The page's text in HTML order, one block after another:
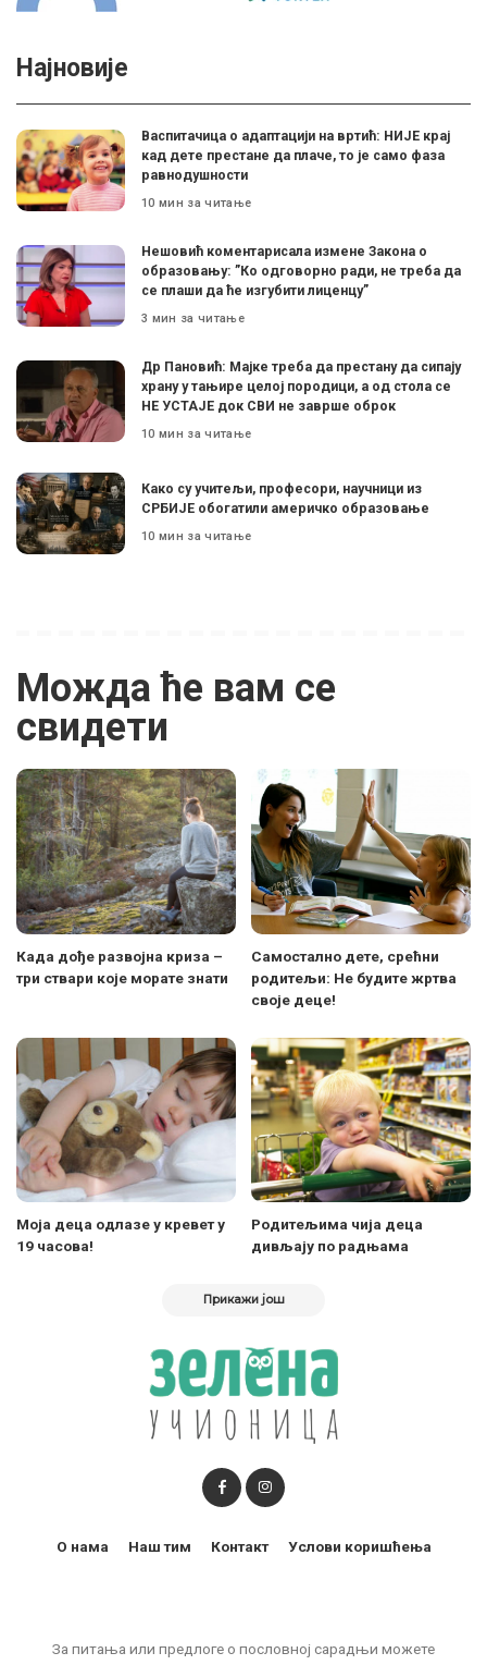
Најновије
Васпитачица о адаптацији на вртић: НИЈЕ крај
кад дете престане да плаче, то је само фаза
равнодушности
10 мин за читање
Нешовић коментарисала измене Закона о
образовању: ”Ко одговорно ради, не треба да
се плаши да ће изгубити лиценцу”
3 мин за читање
Др Пановић: Мајке треба да престану да сипају
храну у тањире целој породици, а од стола се
НЕ УСТАЈЕ док СВИ не заврше оброк
10 мин за читање
Како су учитељи, професори, научници из
СРБИЈЕ обогатили америчко образовање
10 мин за читање
Можда ће вам се
свидети
Када дође развојна криза –
три ствари које морате знати
Самостално дете, срећни
родитељи: Не будите жртва
своје деце!
Моја деца одлазе у кревет у
19 часова!
Родитељима чија деца
дивљају по радњама
Прикажи још
За питања или предлоге о пословној сарадњи можете
О нама Наш тим Контакт Услови коришћења